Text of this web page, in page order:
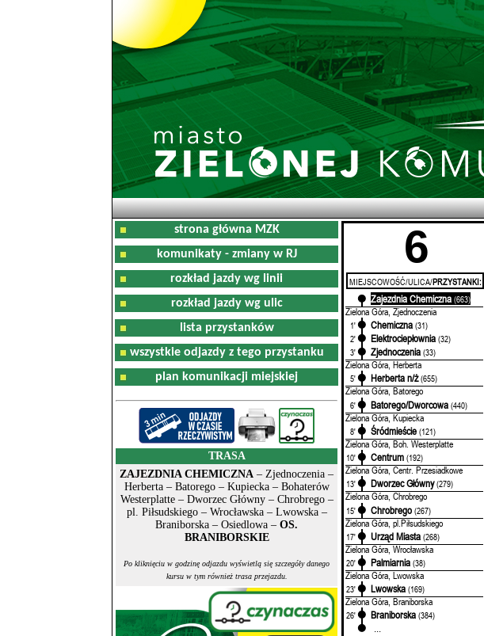
strona główna MZK
komunikaty - zmiany w RJ
rozkład jazdy wg linii
rozkład jazdy wg ulic
lista przystanków
wszystkie odjazdy z tego przystanku
plan komunikacji miejskiej
TRASA
ZAJEZDNIA CHEMICZNA – Zjednoczenia –
Herberta – Batorego – Kupiecka – Bohaterów
Westerplatte – Dworzec Główny – Chrobrego –
pl. Piłsudskiego – Wrocławska – Lwowska –
Braniborska – Osiedlowa – OS.
BRANIBORSKIE
Po kliknięciu w godzinę odjazdu wyświetlą się szczegóły danego
kursu w tym również trasa przejazdu.
6
MIEJSCOWOŚĆ/ULICA/PRZYSTANKI:
Zajezdnia Chemiczna (663)
Zielona Góra, Zjednoczenia
1' Chemiczna (31)
2'
Elektrociepłownia (32)
3'
Zjednoczenia (33)
Zielona Góra, Herberta
5' Herberta n/ż (655)
Zielona Góra, Batorego
6' Batorego/Dworcowa (440)
Zielona Góra, Kupiecka
8' Śródmieście (121)
Zielona Góra, Boh. Westerplatte
10' Centrum (192)
Zielona Góra, Centr. Przesiadkowe
13' Dworzec Główny (279)
Zielona Góra, Chrobrego
15' Chrobrego (267)
Zielona Góra, pl.Piłsudskiego
17' Urząd Miasta (268)
Zielona Góra, Wrocławska
20' Palmiarnia (38)
Zielona Góra, Lwowska
23' Lwowska (169)
Zielona Góra, Braniborska
26' Braniborska (384)
...